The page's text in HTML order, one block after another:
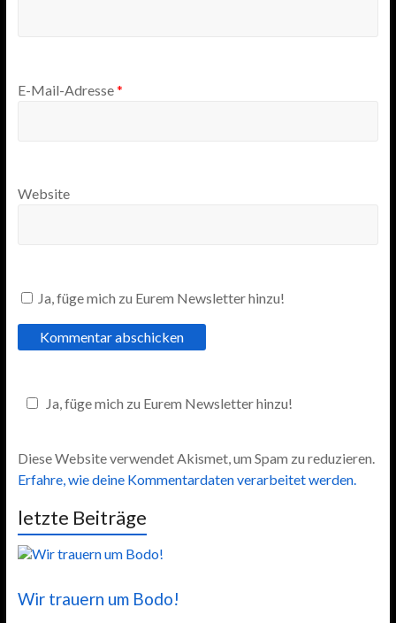
E-Mail-Adresse*
Website
Ja, füge mich zu Eurem Newsletter hinzu!
Ja, füge mich zu Eurem Newsletter hinzu!
Diese Website verwendet Akismet, um Spam zu reduzieren.
Erfahre, wie deine Kommentardaten verarbeitet werden.
letzte Beiträge
Wir trauern um Bodo!